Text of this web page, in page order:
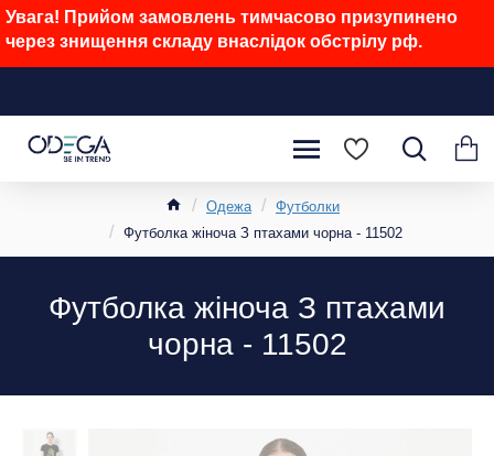
Увага! Прийом замовлень тимчасово призупинено
через знищення складу внаслідок обстрілу рф.
Одежа
Футболки
Футболка жіноча З птахами чорна - 11502
Футболка жіноча З птахами
чорна - 11502